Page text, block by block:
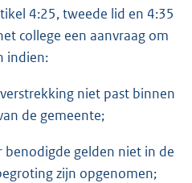
4:25, tweede lid en 4:35
college een aanvraag om
indien:
niet past binnen
de gemeente;
benodigde gelden niet in de
zijn opgenomen;